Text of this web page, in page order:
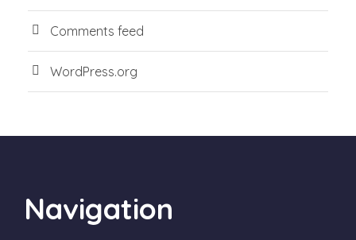
Comments feed
WordPress.org
Navigation